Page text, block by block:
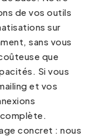
de vos outils
sur
sans vous
que
Si vous
et vos
concret : nous